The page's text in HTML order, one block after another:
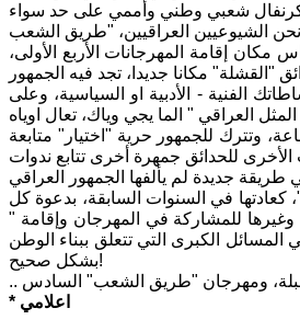
إقامة المهرجانات الأربع الأولى،
"القشلة" مكانا جديدا، تجد فيه الجمهور
الفنية - الأدبية او السياسية، وعلى
وتترك للجمهور حرية "اختيار" متابعة
الأخرى للحدائق جمهرة أخرى تتابع ندوات
في السنوات السابقة، بدعوة كل
وغيرها للمشاركة في المهرجان وإقامة "
المسائل الكبرى التي تتعلق ببناء الوطن
بشكل صحيح!
* اعلامي